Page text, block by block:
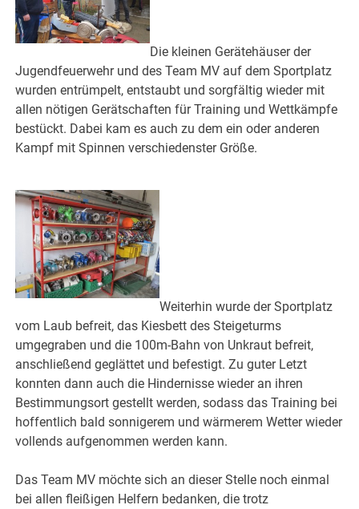
Die kleinen Gerätehäuser der
Jugendfeuerwehr und des Team MV auf dem Sportplatz
wurden entrümpelt, entstaubt und sorgfältig wieder mit
allen nötigen Gerätschaften für Training und Wettkämpfe
bestückt. Dabei kam es auch zu dem ein oder anderen
Kampf mit Spinnen verschiedenster Größe.
Weiterhin wurde der Sportplatz
vom Laub befreit, das Kiesbett des Steigeturms
umgegraben und die 100m-Bahn von Unkraut befreit,
anschließend geglättet und befestigt. Zu guter Letzt
konnten dann auch die Hindernisse wieder an ihren
Bestimmungsort gestellt werden, sodass das Training bei
hoffentlich bald sonnigerem und wärmerem Wetter wieder
vollends aufgenommen werden kann.
Das Team MV möchte sich an dieser Stelle noch einmal
bei allen fleißigen Helfern bedanken, die trotz